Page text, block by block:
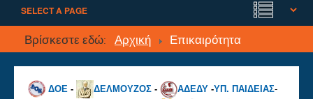
Βρίσκεστε εδώ: Αρχική Επικαιρότητα
ΔΟΕ - ΔΕΛΜΟΥΖΟΣ - ΑΔΕΔΥ -ΥΠ. ΠΑΙΔΕΙΑΣ-